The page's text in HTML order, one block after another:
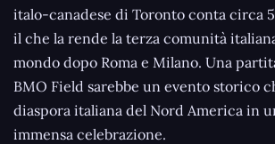
italo-canadese di Toronto conta circa
il che la rende la terza comunità
mondo dopo Roma e Milano. Una
BMO Field sarebbe un evento storico
diaspora italiana del Nord America in
immensa celebrazione.